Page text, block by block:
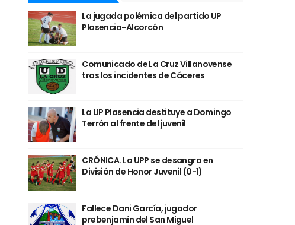
La jugada polémica del partido UP
Plasencia-Alcorcón
Comunicado de La Cruz Villanovense
tras los incidentes de Cáceres
La UP Plasencia destituye a Domingo
Terrón al frente del juvenil
CRÓNICA. La UPP se desangra en
División de Honor Juvenil (0-1)
Fallece Dani García, jugador
prebenjamín del San Miguel